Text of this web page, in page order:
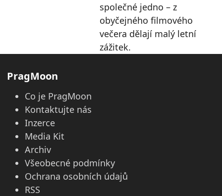
společné jedno – z
obyčejného filmového
večera dělají malý letní
zážitek.
PragMoon
Co je PragMoon
Kontaktujte nás
Inzerce
Media Kit
Archiv
Všeobecné podmínky
Ochrana osobních údajů
RSS